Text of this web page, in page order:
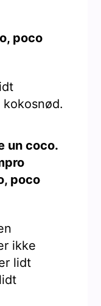
poco
un coco.
poco
ikke
lidt